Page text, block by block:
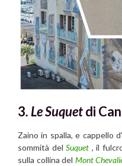
3. LeSuquetdi
Zaino in spalla, e cappello
sommità delSuquet , il
sulla collina del Mont